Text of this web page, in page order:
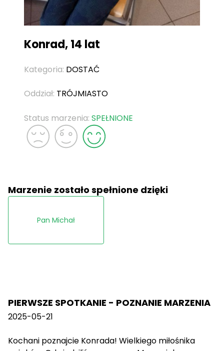
Konrad, 14 lat
Kategoria: DOSTAĆ
Oddział: TRÓJMIASTO
Status marzenia: SPEŁNIONE
Marzenie zostało spełnione dzięki
Pan Michał
PIERWSZE SPOTKANIE - POZNANIE MARZENIA
2025-05-21
Kochani poznajcie Konrada! Wielkiego miłośnika